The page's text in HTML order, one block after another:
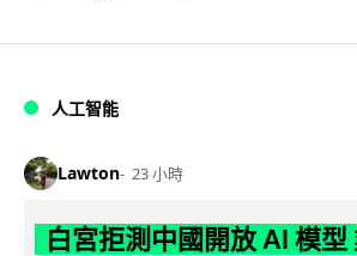
人工智能
Lawton 23 小時
白宮拒測中國開放 AI 模型